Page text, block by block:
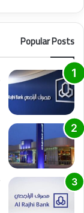
Popular Posts